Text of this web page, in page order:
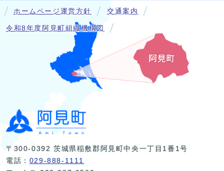
ホームページ運営方針 交通案内
令和8年度阿見町組織機構図
〒300-0392 茨城県稲敷郡阿見町中央一丁目1番1号
電話： 029-888-1111